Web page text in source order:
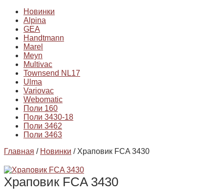
Новинки
Alpina
GEA
Handtmann
Marel
Meyn
Multivac
Townsend NL17
Ulma
Variovac
Webomatic
Поли 160
Поли 3430-18
Поли 3462
Поли 3463
Главная / Новинки / Храповик FCA 3430
Храповик FCA 3430